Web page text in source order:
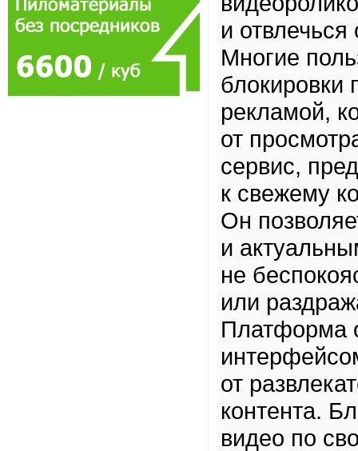
и
Многие
блокировки
рекламой,
от
сервис,
к свежему
Он
и
не
или
Платформа
от
контента.
видео по